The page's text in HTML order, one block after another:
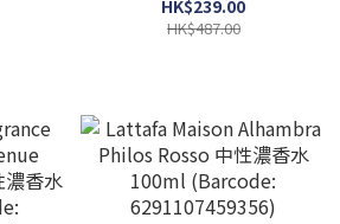
HK$239.00
HK$487.00